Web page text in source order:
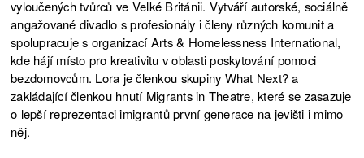
vyloučených tvůrců ve Velké Británii. Vytváří autorské, sociálně
angažované divadlo s profesionály i členy různých komunit a
spolupracuje s organizací Arts & Homelessness International,
kde hájí místo pro kreativitu v oblasti poskytování pomoci
bezdomovcům. Lora je členkou skupiny What Next? a
zakládající členkou hnutí Migrants in Theatre, které se zasazuje
o lepší reprezentaci imigrantů první generace na jevišti i mimo
něj.